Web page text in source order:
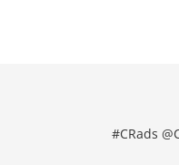
#CRads